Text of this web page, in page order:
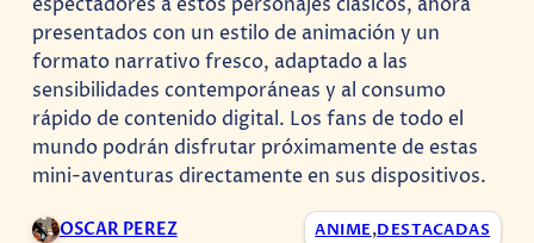
presentados con un estilo de animación y un
formato narrativo fresco, adaptado a las
sensibilidades contemporáneas y al consumo
rápido de contenido digital. Los fans de todo el
mundo podrán disfrutar próximamente de estas
mini-aventuras directamente en sus dispositivos.
OSCAR PEREZ ANIME,DESTACADAS